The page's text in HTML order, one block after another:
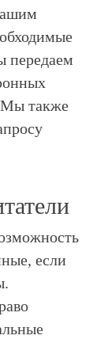
передаем
Мы также
если